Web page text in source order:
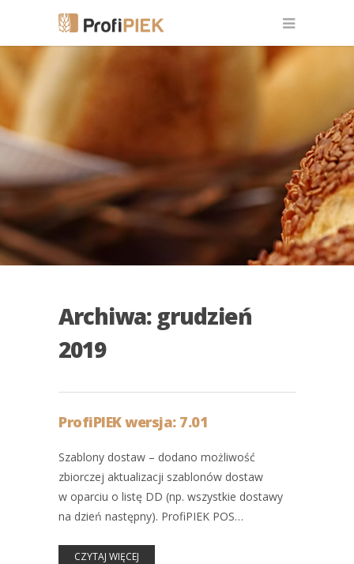
Archiwa: grudzień
2019
ProfiPIEK wersja: 7.01
Szablony dostaw – dodano możliwość
zbiorczej aktualizacji szablonów dostaw
w oparciu o listę DD (np. wszystkie dostawy
na dzień następny). ProfiPIEK POS…
CZYTAJ WIĘCEJ